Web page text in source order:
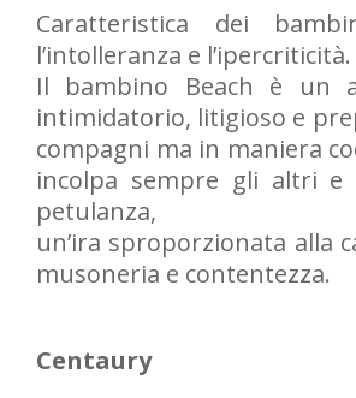
Caratteristica dei
l’intolleranza e l’ipercriticità.
Il bambino Beach è un
intimidatorio, litigioso e
compagni ma in maniera
incolpa sempre gli altri e
petulanza,
un’ira sproporzionata alla
musoneria e contentezza.
Centaury